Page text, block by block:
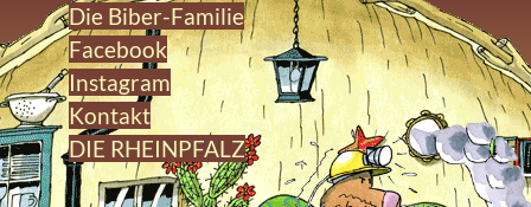
Die Biber-Familie
Facebook
Instagram
Kontakt
DIE RHEINPFALZ